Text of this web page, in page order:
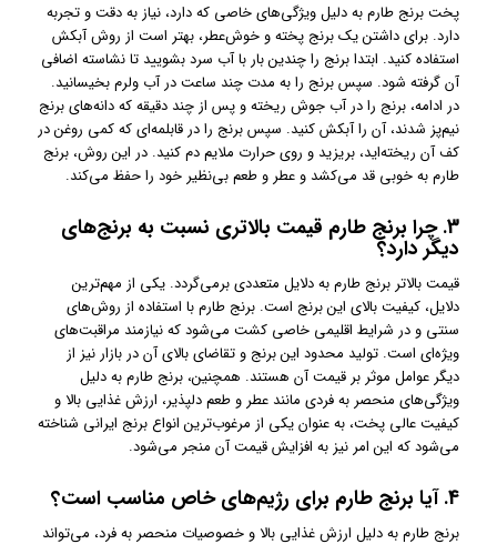
پخت برنج طارم به دلیل ویژگی‌های خاصی که دارد، نیاز به دقت و تجربه
دارد. برای داشتن یک برنج پخته و خوش‌عطر، بهتر است از روش آبکش
استفاده کنید. ابتدا برنج را چندین بار با آب سرد بشویید تا نشاسته اضافی
آن گرفته شود. سپس برنج را به مدت چند ساعت در آب ولرم بخیسانید.
در ادامه، برنج را در آب جوش ریخته و پس از چند دقیقه که دانه‌های برنج
نیم‌پز شدند، آن را آبکش کنید. سپس برنج را در قابلمه‌ای که کمی روغن در
کف آن ریخته‌اید، بریزید و روی حرارت ملایم دم کنید. در این روش، برنج
طارم به خوبی قد می‌کشد و عطر و طعم بی‌نظیر خود را حفظ می‌کند.
3. چرا برنج طارم قیمت بالاتری نسبت به برنج‌های
دیگر دارد؟
قیمت بالاتر برنج طارم به دلایل متعددی برمی‌گردد. یکی از مهم‌ترین
دلایل، کیفیت بالای این برنج است. برنج طارم با استفاده از روش‌های
سنتی و در شرایط اقلیمی خاصی کشت می‌شود که نیازمند مراقبت‌های
ویژه‌ای است. تولید محدود این برنج و تقاضای بالای آن در بازار نیز از
دیگر عوامل موثر بر قیمت آن هستند. همچنین، برنج طارم به دلیل
ویژگی‌های منحصر به فردی مانند عطر و طعم دلپذیر، ارزش غذایی بالا و
کیفیت عالی پخت، به عنوان یکی از مرغوب‌ترین انواع برنج ایرانی شناخته
می‌شود که این امر نیز به افزایش قیمت آن منجر می‌شود.
4. آیا برنج طارم برای رژیم‌های خاص مناسب است؟
برنج طارم به دلیل ارزش غذایی بالا و خصوصیات منحصر به فرد، می‌تواند